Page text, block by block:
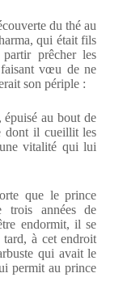
du thé au
qui était fils
prêcher les
vœu de ne
son périple :
au bout de
dont il cueillit les
vitalité qui lui
que le prince
trois années de
endormit, il se
tard, à cet endroit
qui avait le
permit au prince